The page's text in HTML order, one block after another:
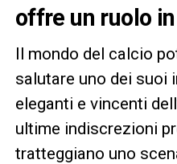
offre un ruolo
Il mondo del calcio
salutare uno dei suoi
eleganti e vincenti
ultime indiscrezioni
tratteggiano uno